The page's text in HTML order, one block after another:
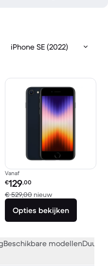
iPhone SE (2022)
589,00 nieuw
Vanaf
Refurbished prijs:
€129,00
€ 529,00 nieuwVergeleken met
Opties bekijken
Beschikbare modellen